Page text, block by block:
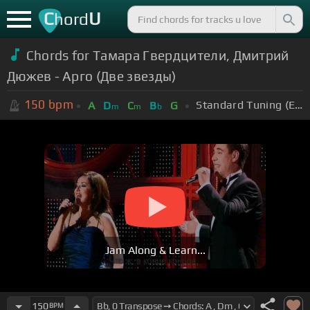
ChordU
Chords for Тамара Гвердцители, Дмитрий
Дюжев - Арго (Две звезды)
150 bpm A Dm Cm Bb G Standard Tuning (EADGBE)
Jam Along & Learn...
150BPM